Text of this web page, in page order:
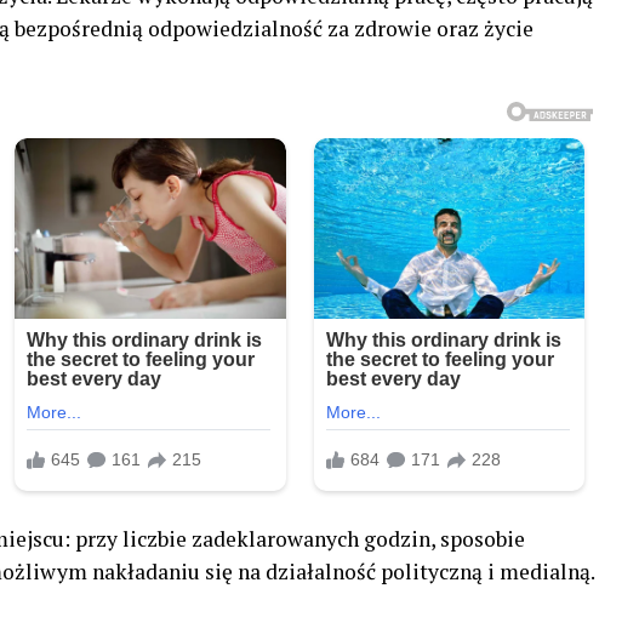
bezpośrednią odpowiedzialność za zdrowie oraz życie
przy liczbie zadeklarowanych godzin, sposobie
nakładaniu się na działalność polityczną i medialną.